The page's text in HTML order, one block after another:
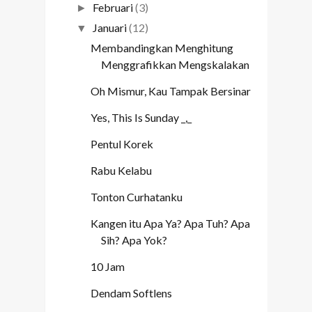
► Februari(3)
▼ Januari(12)
Membandingkan Menghitung
Menggrafikkan Mengskalakan
Oh Mismur, Kau Tampak Bersinar
Yes, This Is Sunday _,_
Pentul Korek
Rabu Kelabu
Tonton Curhatanku
Kangen itu Apa Ya? Apa Tuh? Apa
Sih? Apa Yok?
10 Jam
Dendam Softlens